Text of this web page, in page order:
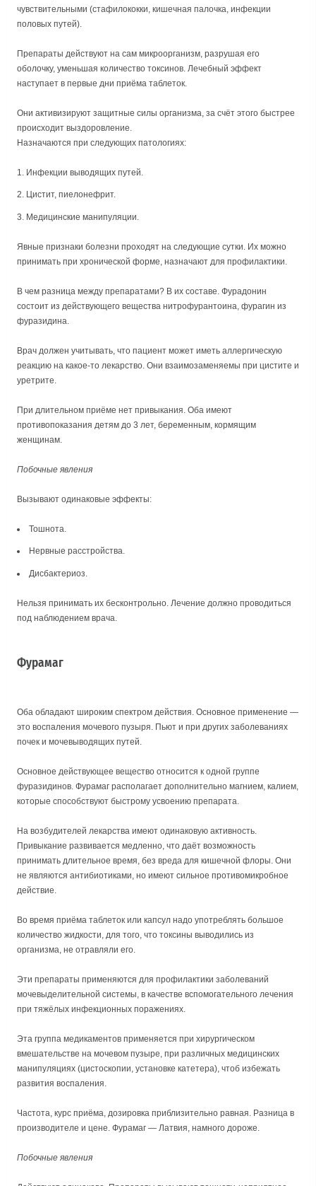
чувствительными (стафилококки, кишечная палочка, инфекции
половых путей).
Препараты действуют на сам микроорганизм, разрушая его
оболочку, уменьшая количество токсинов. Лечебный эффект
наступает в первые дни приёма таблеток.
Они активизируют защитные силы организма, за счёт этого быстрее
происходит выздоровление.
Назначаются при следующих патологиях:
Инфекции выводящих путей.
Цистит, пиелонефрит.
Медицинские манипуляции.
Явные признаки болезни проходят на следующие сутки. Их можно
принимать при хронической форме, назначают для профилактики.
В чем разница между препаратами? В их составе. Фурадонин
состоит из действующего вещества нитрофурантоина, фурагин из
фуразидина.
Врач должен учитывать, что пациент может иметь аллергическую
реакцию на какое-то лекарство. Они взаимозаменяемы при цистите и
уретрите.
При длительном приёме нет привыкания. Оба имеют
противопоказания детям до 3 лет, беременным, кормящим
женщинам.
Побочные явления
Вызывают одинаковые эффекты:
Тошнота.
Нервные расстройства.
Дисбактериоз.
Нельзя принимать их бесконтрольно. Лечение должно проводиться
под наблюдением врача.
Фурамаг
Оба обладают широким спектром действия. Основное применение —
это воспаления мочевого пузыря. Пьют и при других заболеваниях
почек и мочевыводящих путей.
Основное действующее вещество относится к одной группе
фуразидинов. Фурамаг располагает дополнительно магнием, калием,
которые способствуют быстрому усвоению препарата.
На возбудителей лекарства имеют одинаковую активность.
Привыкание развивается медленно, что даёт возможность
принимать длительное время, без вреда для кишечной флоры. Они
не являются антибиотиками, но имеют сильное противомикробное
действие.
Во время приёма таблеток или капсул надо употреблять большое
количество жидкости, для того, что токсины выводились из
организма, не отравляли его.
Эти препараты применяются для профилактики заболеваний
мочевыделительной системы, в качестве вспомогательного лечения
при тяжёлых инфекционных поражениях.
Эта группа медикаментов применяется при хирургическом
вмешательстве на мочевом пузыре, при различных медицинских
манипуляциях (цистоскопии, установке катетера), чтоб избежать
развития воспаления.
Частота, курс приёма, дозировка приблизительно равная. Разница в
производителе и цене. Фурамаг — Латвия, намного дороже.
Побочные явления